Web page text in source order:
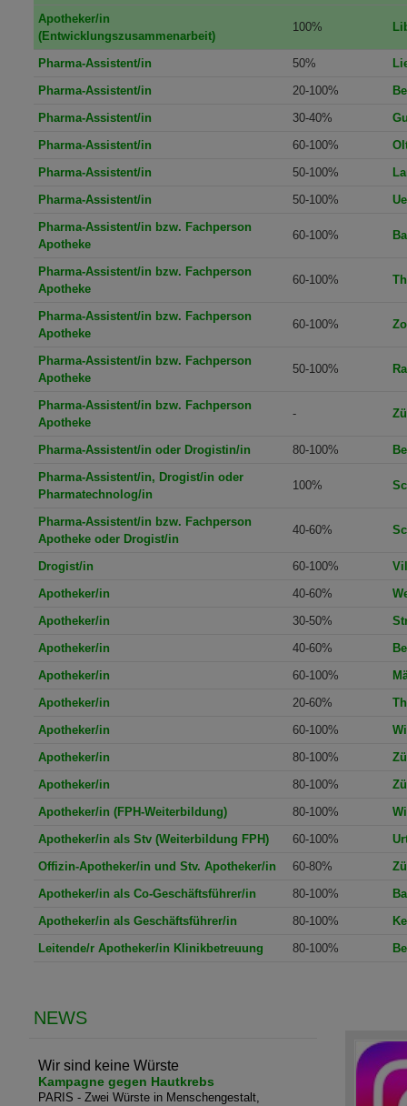
Apotheker/in
(Entwicklungszusammenarbeit)
100%
Pharma-Assistent/in 50%
Pharma-Assistent/in
20-100%
Pharma-Assistent/in
30-40%
Pharma-Assistent/in
60-100%
Pharma-Assistent/in
50-100%
Pharma-Assistent/in
50-100%
Pharma-Assistent/in bzw. Fachperson
Apotheke
60-100%
Pharma-Assistent/in bzw. Fachperson
Apotheke
60-100%
Pharma-Assistent/in bzw. Fachperson
Apotheke
60-100%
Pharma-Assistent/in bzw. Fachperson
Apotheke
50-100%
Pharma-Assistent/in bzw. Fachperson
Apotheke
-
Pharma-Assistent/in oder Drogistin/in 80-100%
Pharma-Assistent/in, Drogist/in oder
Pharmatechnolog/in
100%
Pharma-Assistent/in bzw. Fachperson
Apotheke oder Drogist/in
40-60%
Drogist/in 60-100%
Apotheker/in
40-60%
Apotheker/in
30-50%
Apotheker/in
40-60%
Apotheker/in
60-100%
Apotheker/in
20-60%
Apotheker/in
60-100%
Apotheker/in
80-100%
Apotheker/in
80-100%
Apotheker/in (FPH-Weiterbildung)
80-100%
Apotheker/in als Stv (Weiterbildung FPH)
60-100%
Offizin-Apotheker/in und Stv. Apotheker/in
60-80%
Apotheker/in als Co-Geschäftsführer/in
80-100%
Apotheker/in als Geschäftsführer/in
80-100%
Leitende/r Apotheker/in Klinikbetreuung
80-100%
NEWS
Wir sind keine Würste
Kampagne gegen Hautkrebs
PARIS - Zwei Würste in Menschengestalt,